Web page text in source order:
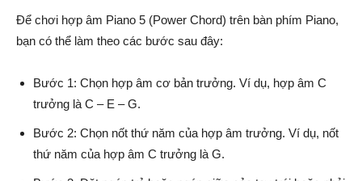
Để chơi hợp âm Piano 5 (Power Chord) trên bàn phím Piano,
bạn có thể làm theo các bước sau đây:
Bước 1: Chọn hợp âm cơ bản trưởng. Ví dụ, hợp âm C
trưởng là C – E – G.
Bước 2: Chọn nốt thứ năm của hợp âm trưởng. Ví dụ, nốt
thứ năm của hợp âm C trưởng là G.